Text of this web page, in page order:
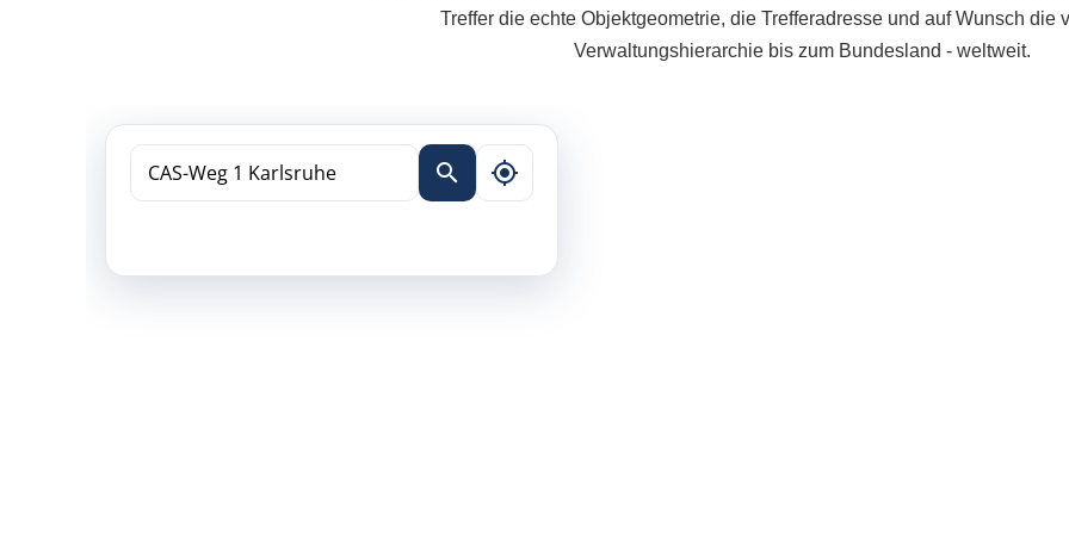
Treffer die echte Objektgeometrie, die Trefferadresse und auf Wunsch die
Verwaltungshierarchie bis zum Bundesland - weltweit.